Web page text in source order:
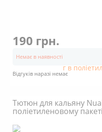
190 грн.
Немає в наявності
Відгуків наразі немає
Тютюн для кальяну
поліетиленовому пакеті